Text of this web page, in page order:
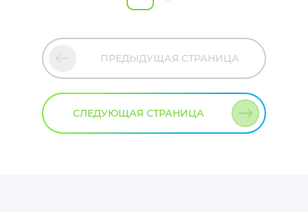
ПРЕДЫДУЩАЯ СТРАНИЦА
СЛЕДУЮЩАЯ СТРАНИЦА